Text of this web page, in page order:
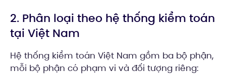
2. Phân loại theo hệ thống kiểm toán
tại Việt Nam
Hệ thống kiểm toán Việt Nam gồm ba bộ phận,
mỗi bộ phận có phạm vi và đối tượng riêng: